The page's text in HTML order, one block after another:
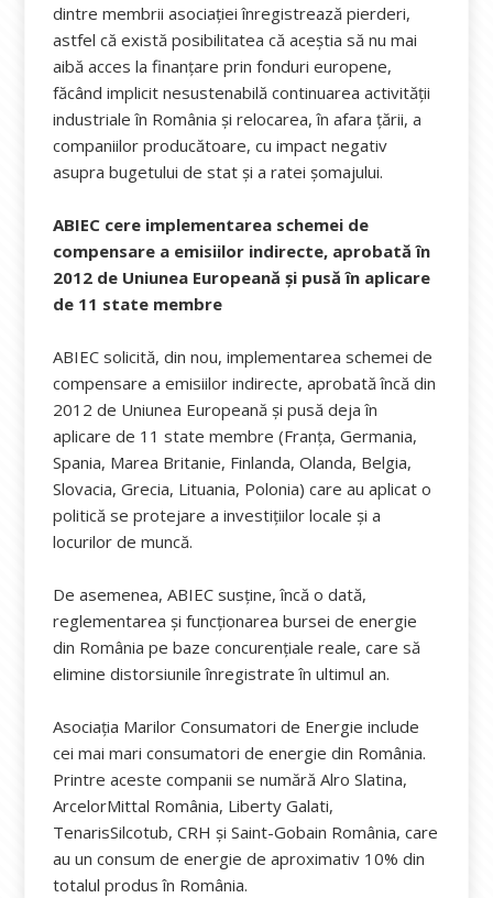
dintre membrii asociației înregistrează pierderi,
astfel că există posibilitatea că aceștia să nu mai
aibă acces la finanțare prin fonduri europene,
făcând implicit nesustenabilă continuarea activității
industriale în România și relocarea, în afara țării, a
companiilor producătoare, cu impact negativ
asupra bugetului de stat și a ratei șomajului.
ABIEC cere implementarea schemei de
compensare a emisiilor indirecte, aprobată în
2012 de Uniunea Europeană și pusă în aplicare
de 11 state membre
ABIEC solicită, din nou, implementarea schemei de
compensare a emisiilor indirecte, aprobată încă din
2012 de Uniunea Europeană și pusă deja în
aplicare de 11 state membre (Franța, Germania,
Spania, Marea Britanie, Finlanda, Olanda, Belgia,
Slovacia, Grecia, Lituania, Polonia) care au aplicat o
politică se protejare a investițiilor locale și a
locurilor de muncă.
De asemenea, ABIEC susține, încă o dată,
reglementarea și funcționarea bursei de energie
din România pe baze concurențiale reale, care să
elimine distorsiunile înregistrate în ultimul an.
Asociația Marilor Consumatori de Energie include
cei mai mari consumatori de energie din România.
Printre aceste companii se numără Alro Slatina,
ArcelorMittal România, Liberty Galati,
TenarisSilcotub, CRH și Saint-Gobain România, care
au un consum de energie de aproximativ 10% din
totalul produs în România.